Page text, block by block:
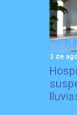
3 de